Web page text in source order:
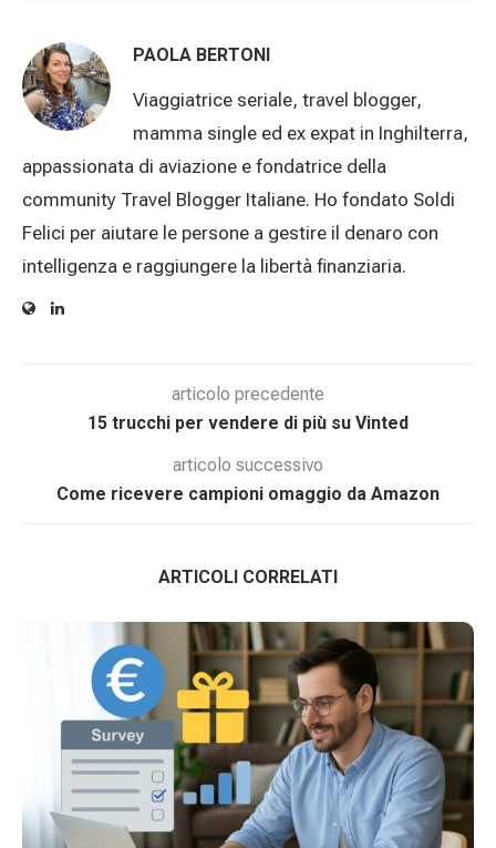
PAOLA BERTONI
Viaggiatrice seriale, travel blogger,
mamma single ed ex expat in Inghilterra,
appassionata di aviazione e fondatrice della
community Travel Blogger Italiane. Ho fondato Soldi
Felici per aiutare le persone a gestire il denaro con
intelligenza e raggiungere la libertà finanziaria.
articolo precedente
15 trucchi per vendere di più su Vinted
articolo successivo
Come ricevere campioni omaggio da Amazon
ARTICOLI CORRELATI